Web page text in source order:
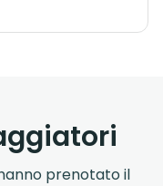
prenotato il